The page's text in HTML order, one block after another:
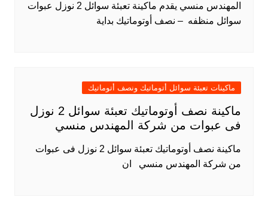
المهندس منسي يقدم ماكينة تعبئة سوائل 2 نوزل عبوات
سوائل منظفه – نصف أوتوماتيك بداية
ماكينات تعبئة سوائل أتوماتيك ونصف أتوماتيك
ماكينة نصف أوتوماتيك تعبئة سوائل 2 نوزل
فى عبوات من شركة المهندس منسي
ماكينة نصف أوتوماتيك تعبئة سوائل 2 نوزل فى عبوات
من شركة المهندس منسي ان